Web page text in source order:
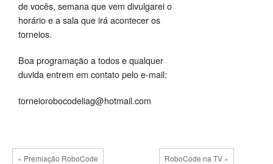
de vocês, semana que vem divulgarei o
horário e a sala que irá acontecer os
torneios.
Boa programação a todos e qualquer
duvida entrem em contato pelo e-mail:
torneiorobocodeliag@hotmail.com
« Premiação RoboCode RoboCode na TV »